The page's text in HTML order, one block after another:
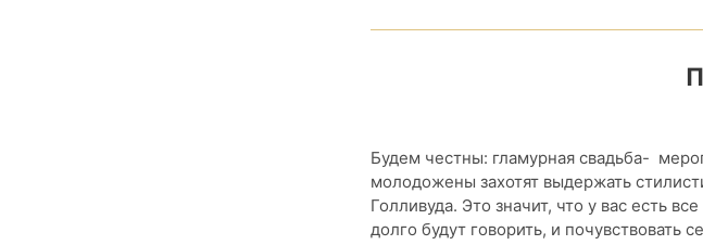
Будем честны: гламурная свадьба-
молодожены захотят выдержать
Голливуда. Это значит, что у вас есть
долго будут говорить, и почувствовать